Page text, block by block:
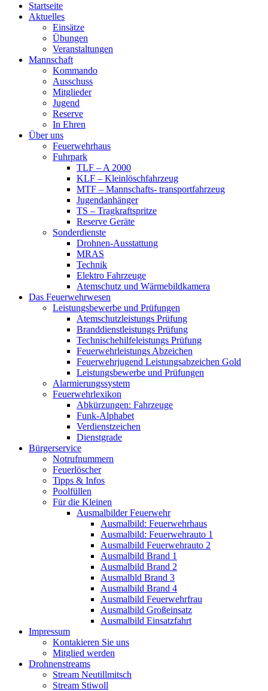
Startseite
Aktuelles
Einsätze
Übungen
Veranstaltungen
Mannschaft
Kommando
Ausschuss
Mitglieder
Jugend
Reserve
In Ehren
Über uns
Feuerwehrhaus
Fuhrpark
TLF – A 2000
KLF – Kleinlöschfahrzeug
MTF – Mannschafts- transportfahrzeug
Jugendanhänger
TS – Tragkraftspritze
Reserve Geräte
Sonderdienste
Drohnen-Ausstattung
MRAS
Technik
Elektro Fahrzeuge
Atemschutz und Wärmebildkamera
Das Feuerwehrwesen
Leistungsbewerbe und Prüfungen
Atemschutzleistungs Prüfung
Branddienstleistungs Prüfung
Technischehilfeleistungs Prüfung
Feuerwehrleistungs Abzeichen
Feuerwehrjugend Leistungsabzeichen Gold
Leistungsbewerbe und Prüfungen
Alarmierungssystem
Feuerwehrlexikon
Abkürzungen: Fahrzeuge
Funk-Alphabet
Verdienstzeichen
Dienstgrade
Bürgerservice
Notrufnummern
Feuerlöscher
Tipps & Infos
Poolfüllen
Für die Kleinen
Ausmalbilder Feuerwehr
Ausmalbild: Feuerwehrhaus
Ausmalbild: Feuerwehrauto 1
Ausmalbild Feuerwehrauto 2
Ausmalbild Brand 1
Ausmalbild Brand 2
Ausmalbld Brand 3
Ausmalbild Brand 4
Ausmalbild Feuerwehrfrau
Ausmalbild Großeinsatz
Ausmalbild Einsatzfahrt
Impressum
Kontakieren Sie uns
Mitglied werden
Drohnenstreams
Stream Neutillmitsch
Stream Stiwoll